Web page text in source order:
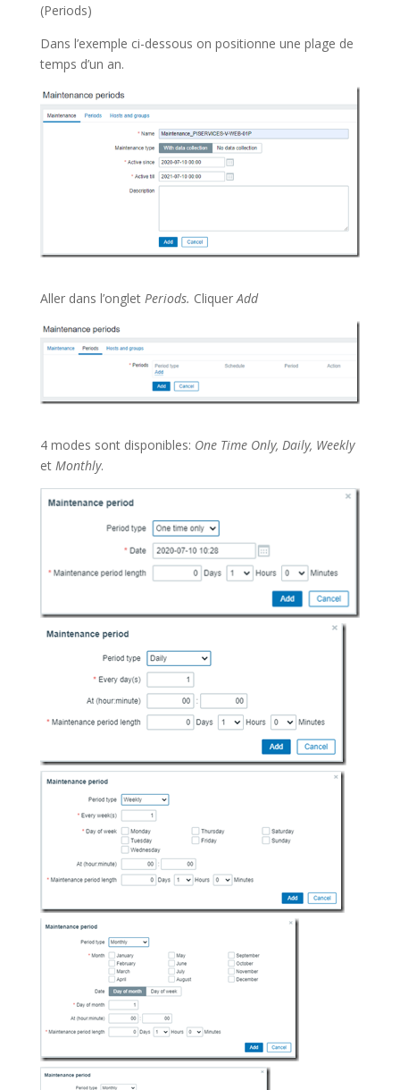
(Periods)
Dans l’exemple ci-dessous on positionne une plage de
temps d’un an.
Aller dans l’onglet Periods. Cliquer Add
4 modes sont disponibles: One Time Only, Daily, Weekly
etMonthly.